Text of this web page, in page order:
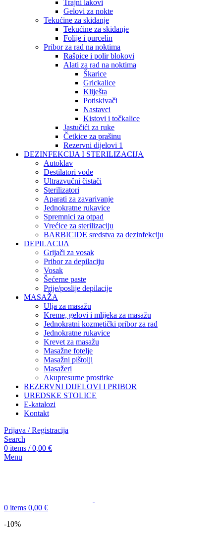
Trajni lakovi
Gelovi za nokte
Tekućine za skidanje
Tekućine za skidanje
Folije i purcelin
Pribor za rad na noktima
Rašpice i polir blokovi
Alati za rad na noktima
Škarice
Grickalice
Kliješta
Potiskivači
Nastavci
Kistovi i točkalice
Jastučići za ruke
Četkice za prašinu
Rezervni dijelovi 1
DEZINFEKCIJA I STERILIZACIJA
Autoklav
Destilatori vode
Ultrazvučni čistači
Sterilizatori
Aparati za zavarivanje
Jednokratne rukavice
Spremnici za otpad
Vrećice za sterilizaciju
BARBICIDE sredstva za dezinfekciju
DEPILACIJA
Grijači za vosak
Pribor za depilaciju
Vosak
Šećerne paste
Prije/poslije depilacije
MASAŽA
Ulja za masažu
Kreme, gelovi i mlijeka za masažu
Jednokratni kozmetički pribor za rad
Jednokratne rukavice
Krevet za masažu
Masažne fotelje
Masažni pištolji
Masažeri
Akupresurne prostirke
REZERVNI DIJELOVI I PRIBOR
UREDSKE STOLICE
E-katalozi
Kontakt
Prijava / Registracija
Search
0 items / 0,00 €
Menu
0 items 0,00 €
-10%